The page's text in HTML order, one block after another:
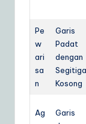
Pe
w
ari
sa
n
Garis
Padat
dengan
Segitiga
Kosong
Ag
Garis